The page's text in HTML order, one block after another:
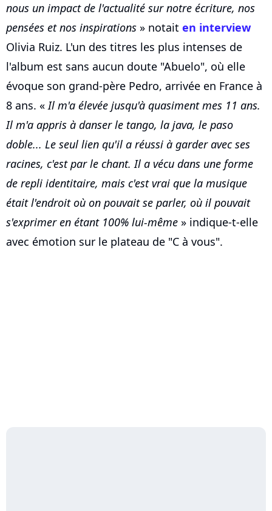
nous un impact de l'actualité sur notre écriture, nos
pensées et nos inspirations » notait en interview
Olivia Ruiz. L'un des titres les plus intenses de
l'album est sans aucun doute "Abuelo", où elle
évoque son grand-père Pedro, arrivée en France à
8 ans. «Il m'a élevée jusqu'à quasiment mes 11 ans.
Il m'a appris à danser le tango, la java, le paso
doble... Le seul lien qu'il a réussi à garder avec ses
racines, c'est par le chant. Il a vécu dans une forme
de repli identitaire, mais c'est vrai que la musique
était l'endroit où on pouvait se parler, où il pouvait
s'exprimer en étant 100% lui-même » indique-t-elle
avec émotion sur le plateau de "C à vous".